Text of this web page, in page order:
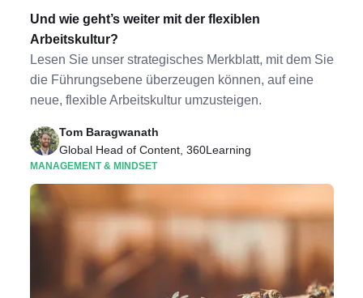
Und wie geht’s weiter mit der flexiblen
Arbeitskultur?
Lesen Sie unser strategisches Merkblatt, mit dem Sie
die Führungsebene überzeugen können, auf eine
neue, flexible Arbeitskultur umzusteigen.
Tom Baragwanath
Global Head of Content, 360Learning
MANAGEMENT & MINDSET